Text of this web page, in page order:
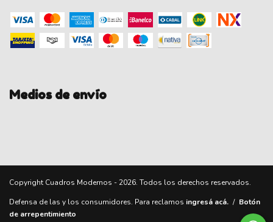
Medios de envío
Copyright Cuadros Modernos - 2026. Todos los derechos reservados.
Defensa de las y los consumidores. Para reclamos ingresá acá. / Botón
de arrepentimiento